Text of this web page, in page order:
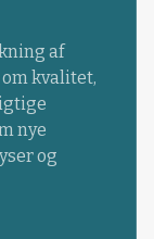
af
kvalitet,
nye
og